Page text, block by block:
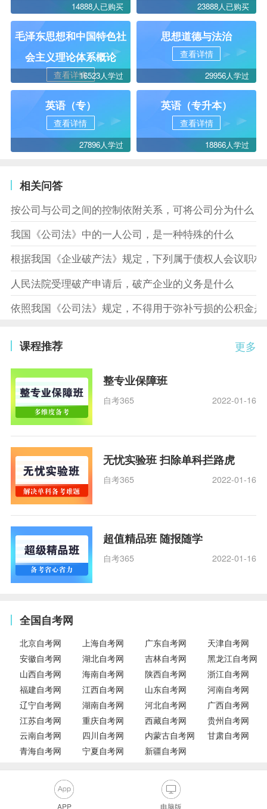
14888人已购买 23888人已购买
毛泽东思想和中国特色社
会主义理论体系概论
查看详情16523人学过
思想道德与法治
查看详情
29956人学过
英语（专）
查看详情
27896人学过
英语（专升本）
查看详情
18866人学过
相关问答
按公司与公司之间的控制依附关系，可将公司分为什么
我国《公司法》中的一人公司，是一种特殊的什么
根据我国《企业破产法》规定，下列属于债权人会议职
人民法院受理破产申请后，破产企业的义务是什么
依照我国《公司法》规定，不得用于弥补亏损的公积金是
更多
课程推荐
整专业保障班
自考365 2022-01-16
无忧实验班 扫除单科拦路虎
自考365 2022-01-16
超值精品班 随报随学
自考365 2022-01-16
全国自考网
北京自考网 上海自考网 广东自考网
天津自考网
安徽自考网
湖北自考网 吉林自考网
黑龙江自考网
山西自考网
海南自考网 陕西自考网
浙江自考网
福建自考网
江西自考网 山东自考网
河南自考网
辽宁自考网
湖南自考网 河北自考网
广西自考网
江苏自考网
重庆自考网 西藏自考网
贵州自考网
云南自考网
四川自考网 内蒙古自考网
甘肃自考网
青海自考网
宁夏自考网 新疆自考网
APP 电脑版